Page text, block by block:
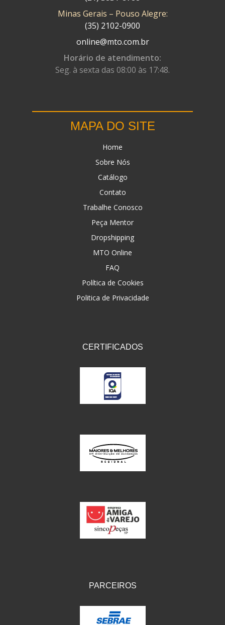
Minas Gerais – Pouso Alegre:
(35) 2102-0900
online@mto.com.br
Horário de atendimento:
Seg. à sexta das 08:00 às 17:48.
MAPA DO SITE
Home
Sobre Nós
Catálogo
Contato
Trabalhe Conosco
Peça Mentor
Dropshipping
MTO Online
FAQ
Política de Cookies
Politica de Privacidade
CERTIFICADOS
PARCEIROS